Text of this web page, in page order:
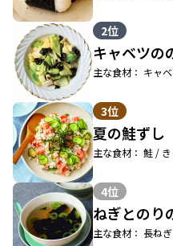
2位
キャベツの
主な食材： キャ
3位
夏の鮭ずし
主な食材： 鮭 / き
4位
ねぎとのり
主な食材： 長ね